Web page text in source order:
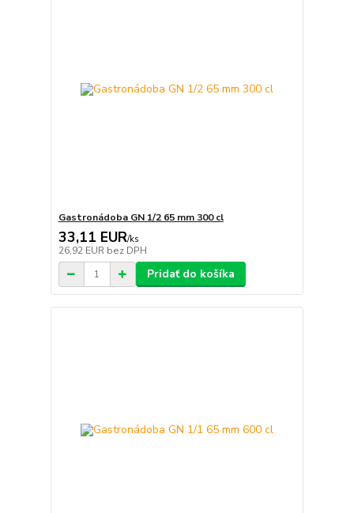
Gastronádoba GN 1/2 65 mm 300 cl
33,11 EUR/ks
26,92 EUR bez DPH
Pridať do košíka